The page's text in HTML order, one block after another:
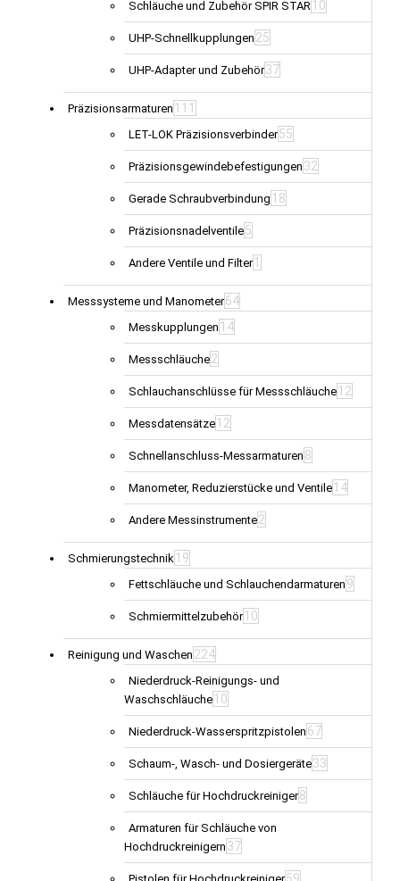
Schläuche und Zubehör SPIR STAR 10
UHP-Schnellkupplungen 25
UHP-Adapter und Zubehör37
Präzisionsarmaturen 111
LET-LOK Präzisionsverbinder55
Präzisionsgewindebefestigungen 32
Gerade Schraubverbindung 18
Präzisionsnadelventile5
Andere Ventile und Filter 1
Messsysteme und Manometer64
Messkupplungen 14
Messschläuche2
Schlauchanschlüsse für Messschläuche 12
Messdatensätze 12
Schnellanschluss-Messarmaturen 8
Manometer, Reduzierstücke und Ventile 14
Andere Messinstrumente2
Schmierungstechnik 19
Fettschläuche und Schlauchendarmaturen 9
Schmiermittelzubehör 10
Reinigung und Waschen 224
Niederdruck-Reinigungs- und
Waschschläuche 10
Niederdruck-Wasserspritzpistolen 67
Schaum-, Wasch- und Dosiergeräte33
Schläuche für Hochdruckreiniger8
Armaturen für Schläuche von
Hochdruckreinigern 37
59